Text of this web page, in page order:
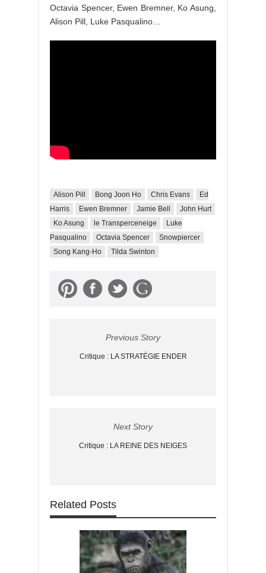
Octavia Spencer, Ewen Bremner, Ko Asung,
Alison Pill, Luke Pasqualino…
Alison Pill Bong Joon Ho Chris Evans
Ed
Harris
Ewen Bremner Jamie Bell
John Hurt
Ko Asung
le Transperceneige
Luke
Pasqualino
Octavia Spencer
Snowpiercer
Song Kang-Ho
Tilda Swinton
Previous Story
Critique : LA STRATÉGIE ENDER
Next Story
Critique : LA REINE DES NEIGES
Related Posts